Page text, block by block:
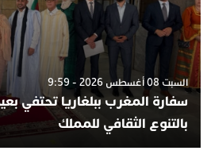
السبت 08 أغسطس 2026 - 9:59
سفارة المغرب ببلغاريا تحتفي
بالتنوع الثقافي للمملك